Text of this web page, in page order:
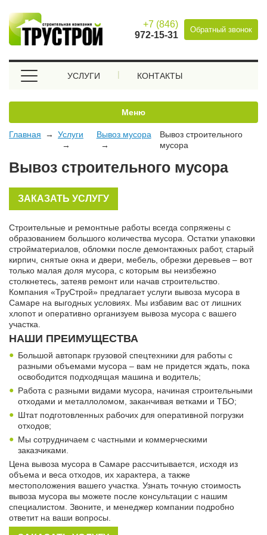
+7 (846)
972-15-31
Обратный звонок
УСЛУГИ КОНТАКТЫ
Меню
Главная Услуги Вывоз мусора
Вывоз строительного
мусора
Вывоз строительного мусора
ЗАКАЗАТЬ УСЛУГУ
Строительные и ремонтные работы всегда сопряжены с
образованием большого количества мусора. Остатки упаковки
стройматериалов, обломки после демонтажных работ, старый
кирпич, снятые окна и двери, мебель, обрезки деревьев – вот
только малая доля мусора, с которым вы неизбежно
столкнетесь, затеяв ремонт или начав строительство.
Компания «ТруСтрой» предлагает услуги вывоза мусора в
Самаре на выгодных условиях. Мы избавим вас от лишних
хлопот и оперативно организуем вывоза мусора с вашего
участка.
НАШИ ПРЕИМУЩЕСТВА
Большой автопарк грузовой спецтехники для работы с
разными объемами мусора – вам не придется ждать, пока
освободится подходящая машина и водитель;
Работа с разными видами мусора, начиная строительными
отходами и металлоломом, заканчивая ветками и ТБО;
Штат подготовленных рабочих для оперативной погрузки
отходов;
Мы сотрудничаем с частными и коммерческими
заказчиками.
Цена вывоза мусора в Самаре рассчитывается, исходя из
объема и веса отходов, их характера, а также
местоположения вашего участка. Узнать точную стоимость
вывоза мусора вы можете после консультации с нашим
специалистом. Звоните, и менеджер компании подробно
ответит на ваши вопросы.